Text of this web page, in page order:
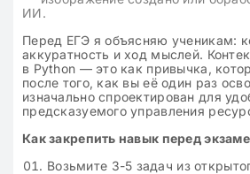
ИИ.
Перед ЕГЭ я объясняю ученикам:
аккуратность и ход мыслей.
в Python — это как привычка,
после того, как вы её один раз
изначально спроектирован для
предсказуемого управления
Как закрепить навык перед
Возьмите 3-5 задач из